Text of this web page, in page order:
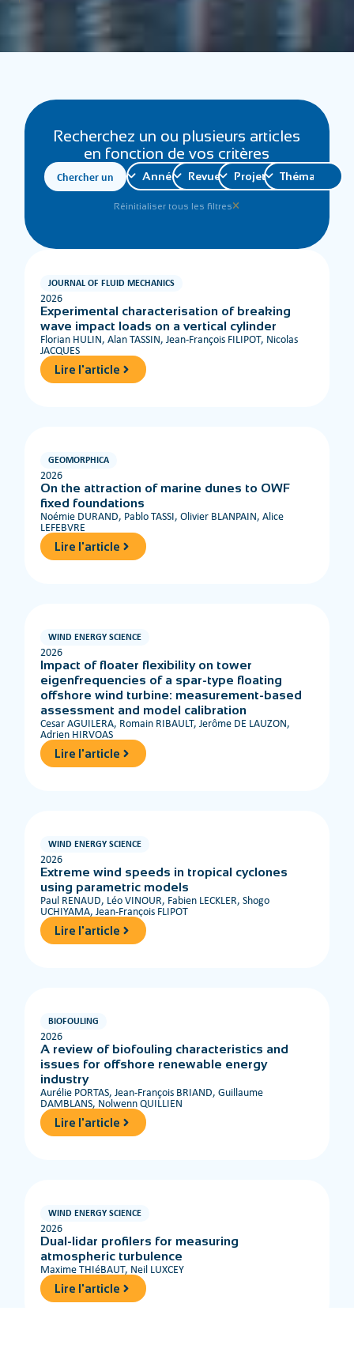
Recherchez un ou plusieurs articles
en fonction de vos critères
Réinitialiser tous les filtres
JOURNAL OF FLUID MECHANICS
2026
Experimental characterisation of breaking
wave impact loads on a vertical cylinder
Florian HULIN, Alan TASSIN, Jean-François FILIPOT, Nicolas
JACQUES
Lire l'article
GEOMORPHICA
2026
On the attraction of marine dunes to OWF
fixed foundations
Noémie DURAND, Pablo TASSI, Olivier BLANPAIN, Alice
LEFEBVRE
Lire l'article
WIND ENERGY SCIENCE
2026
Impact of floater flexibility on tower
eigenfrequencies of a spar-type floating
offshore wind turbine: measurement-based
assessment and model calibration
Cesar AGUILERA, Romain RIBAULT, Jerôme DE LAUZON,
Adrien HIRVOAS
Lire l'article
WIND ENERGY SCIENCE
2026
Extreme wind speeds in tropical cyclones
using parametric models
Paul RENAUD, Léo VINOUR, Fabien LECKLER, Shogo
UCHIYAMA, Jean-François FLIPOT
Lire l'article
BIOFOULING
2026
A review of biofouling characteristics and
issues for offshore renewable energy
industry
Aurélie PORTAS, Jean-François BRIAND, Guillaume
DAMBLANS, Nolwenn QUILLIEN
Lire l'article
WIND ENERGY SCIENCE
2026
Dual-lidar profilers for measuring
atmospheric turbulence
Maxime THIéBAUT, Neil LUXCEY
Lire l'article